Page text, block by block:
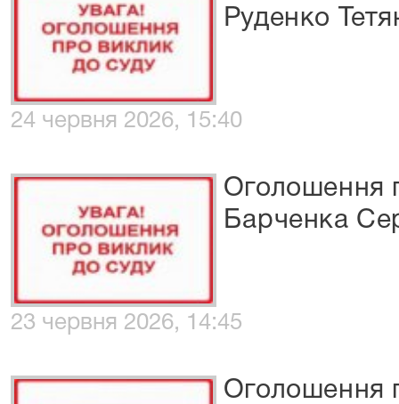
Руденко
24 червня 2026, 15:40
Оголошення
Барченка
23 червня 2026, 14:45
Оголошення